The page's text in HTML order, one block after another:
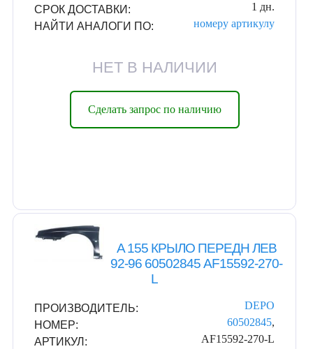
СРОК ДОСТАВКИ:
1 дн.
НАЙТИ АНАЛОГИ ПО:
номеру артикулу
НЕТ В НАЛИЧИИ
Сделать запрос по наличию
A 155 КРЫЛО ПЕРЕДН ЛЕВ
92-96 60502845 AF15592-270-
L
ПРОИЗВОДИТЕЛЬ:
DEPO
НОМЕР:
60502845,
АРТИКУЛ:
AF15592-270-L